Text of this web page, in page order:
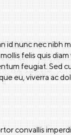
nunc nec nibh
felis quis
feugiat. Sed
eu, viverra ac
convallis